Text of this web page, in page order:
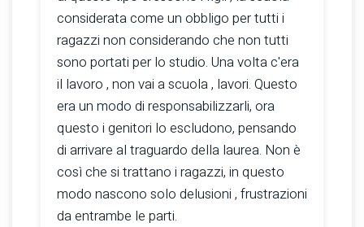
considerata come un obbligo per tutti i
ragazzi non considerando che non tutti
sono portati per lo studio. Una volta c'era
il lavoro , non vai a scuola , lavori. Questo
era un modo di responsabilizzarli, ora
questo i genitori lo escludono, pensando
di arrivare al traguardo della laurea. Non è
così che si trattano i ragazzi, in questo
modo nascono solo delusioni , frustrazioni
da entrambe le parti.